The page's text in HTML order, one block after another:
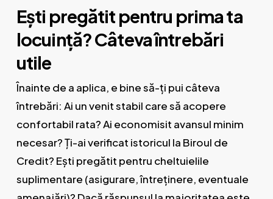
Ești pregătit pentru prima ta
locuință? Câteva întrebări
utile
Înainte de a aplica, e bine să-ți pui câteva
întrebări: Ai un venit stabil care să acopere
confortabil rata? Ai economisit avansul minim
necesar? Ți-ai verificat istoricul la Biroul de
Credit? Ești pregătit pentru cheltuielile
suplimentare (asigurare, întreținere, eventuale